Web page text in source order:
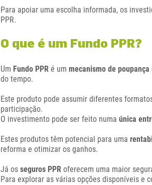
Para apoiar uma escolha informada, os
PPR.
O que é um Fundo PPR?
Um Fundo PPR é ummecanismo de
do tempo.
Este produto pode assumir diferentes
participação.
O investimento pode ser feito numaúnica
Estes produtos têm potencial para uma
reforma e otimizar os ganhos.
Já osseguros PPR oferecem uma maior
Para explorar as várias opções disponíveis e